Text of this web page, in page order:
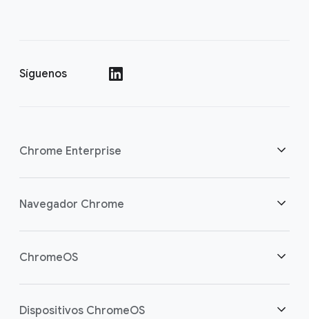
Síguenos
Chrome Enterprise
Seguridad
Navegador Chrome
Descripción general
ChromeOS
Descripción general
Dispositivos ChromeOS